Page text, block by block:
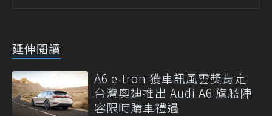
延伸閱讀
A6 e-tron 獲車訊風雲獎肯定
台灣奧迪推出 Audi A6 旗艦陣
容限時購車禮遇